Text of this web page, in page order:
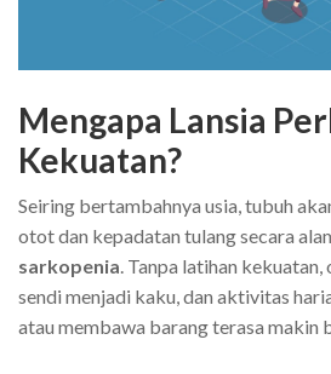
Mengapa Lansia
Kekuatan?
Seiring bertambahnya usia, tubuh
otot dan kepadatan tulang secara
sarkopenia. Tanpa latihan
sendi menjadi kaku, dan aktivitas
atau membawa barang terasa makin